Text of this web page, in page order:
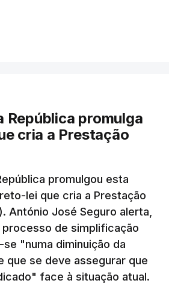
República promulga
cria a Prestação
promulgou esta
lei que cria a Prestação
António José Seguro alerta,
de simplificação
"numa diminuição da
que se deve assegurar que
face à situação atual.